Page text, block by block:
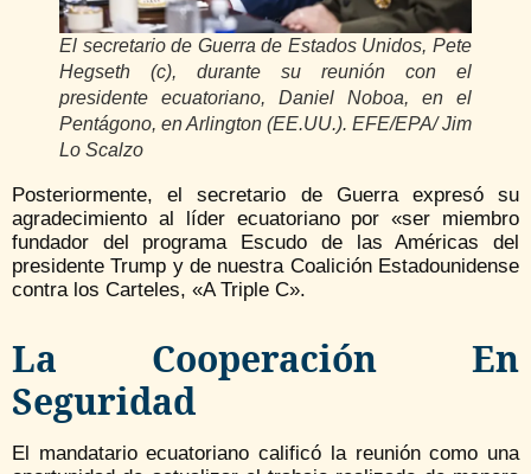
El secretario de Guerra de Estados Unidos, Pete
Hegseth (c), durante su reunión con el
presidente ecuatoriano, Daniel Noboa, en el
Pentágono, en Arlington (EE.UU.). EFE/EPA/ Jim
Lo Scalzo
Posteriormente, el secretario de Guerra expresó su
agradecimiento al líder ecuatoriano por «ser miembro
fundador del programa Escudo de las Américas del
presidente Trump y de nuestra Coalición Estadounidense
contra los Carteles, «A Triple C».
La Cooperación En
Seguridad
El mandatario ecuatoriano calificó la reunión como una